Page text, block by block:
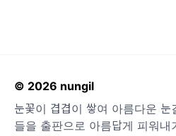
© 2026 nungil
눈꽃이 겹겹이 쌓여 아름다운
들을 출판으로 아름답게 피워내